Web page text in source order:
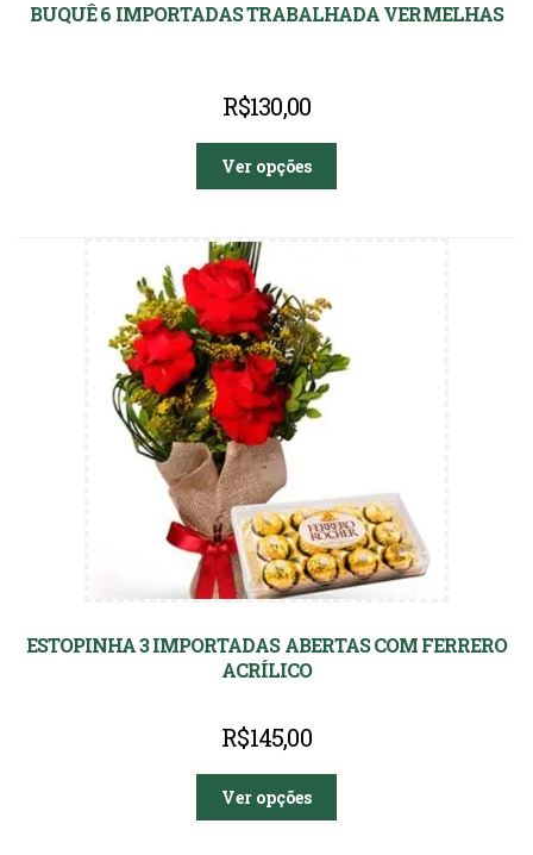
BUQUÊ 6 IMPORTADAS TRABALHADA VERMELHAS
R$130,00
Ver opções
ESTOPINHA 3 IMPORTADAS ABERTAS COM FERRERO
ACRÍLICO
R$145,00
Ver opções